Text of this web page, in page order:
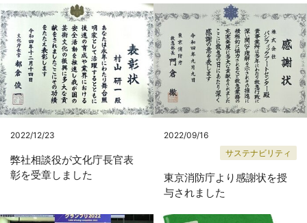
2022/12/23
弊社相談役が文化庁長官表
彰を受章しました
2022/09/16
サステナビリティ
東京消防庁より感謝状を授
与されました